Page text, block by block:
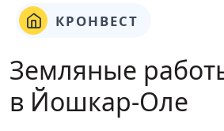
КРОНВЕСТ
Земляные
в Йошкар-Оле